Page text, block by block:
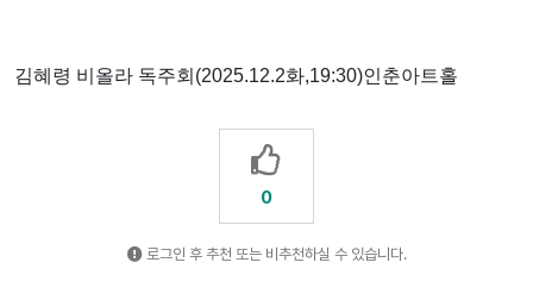
김혜령 비올라 독주회(2025.12.2화,19:30)인춘아트홀
0
로그인 후 추천 또는 비추천하실 수 있습니다.